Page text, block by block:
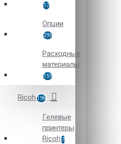
17
Опции
295
Расходные
материалы
159
Ricoh 196
Гелевые
принтеры
Ricoh 7